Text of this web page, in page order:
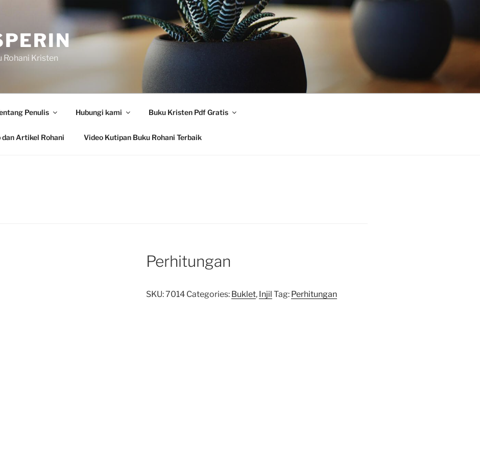
Rohani Kristen
Penulis Hubungi kami Buku Kristen Pdf Gratis
Artikel Rohani Video Kutipan Buku Rohani Terbaik
Perhitungan
SKU:7014 Categories: Buklet, Injil Tag: Perhitungan